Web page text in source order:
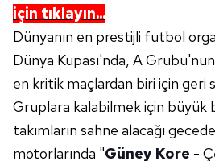
için tıklayın...
Dünyanın en prestijli futbol
Dünya Kupası'nda, A
en kritik maçlardan biri için geri
Gruplara kalabilmek için büyük
takımların sahne alacağı
motorlarında "Güney Kore -